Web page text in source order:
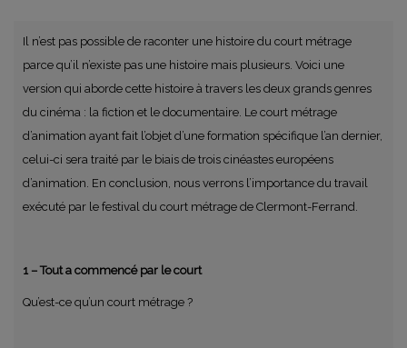
Il n’est pas possible de raconter une histoire du court métrage
parce qu’il n’existe pas une histoire mais plusieurs. Voici une
version qui aborde cette histoire à travers les deux grands genres
du cinéma : la fiction et le documentaire. Le court métrage
d’animation ayant fait l’objet d’une formation spécifique l’an dernier,
celui-ci sera traité par le biais de trois cinéastes européens
d’animation. En conclusion, nous verrons l’importance du travail
exécuté par le festival du court métrage de Clermont-Ferrand.
1 – Tout a commencé par le court
Qu’est-ce qu’un court métrage ?